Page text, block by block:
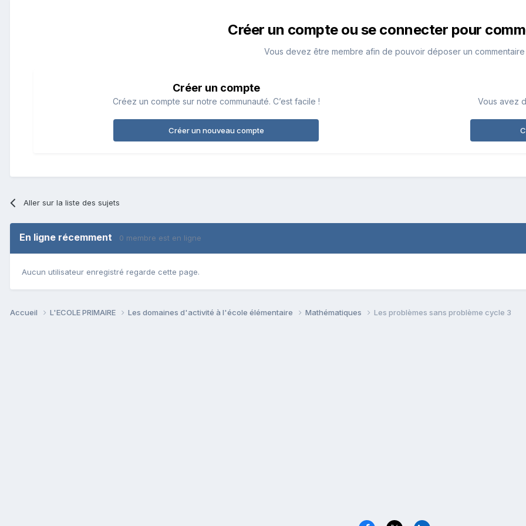
Créer un compte ou se connecter pour
Vous devez être membre afin de pouvoir déposer un commentaire
Créer un compte
Créez un compte sur notre communauté. C’est facile !
Créer un nouveau compte
Vous avez
Aller sur la liste des sujets
En ligne récemment 0 membre est en ligne
Aucun utilisateur enregistré regarde cette page.
Accueil L'ECOLE PRIMAIRE Les domaines d'activité à l'école élémentaire Mathématiques Les problèmes sans problème cycle 3